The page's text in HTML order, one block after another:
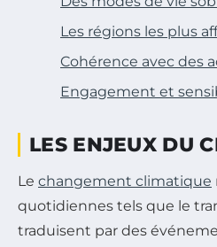
Les régions les plus
Cohérence avec des
Engagement et
LES ENJEUX DU
Le changement climatique
quotidiennes tels que le
traduisent par des